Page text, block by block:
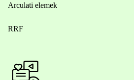
Arculati elemek
RRF